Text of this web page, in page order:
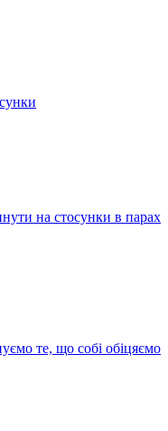
на стосунки в парах
те, що собі обіцяємо